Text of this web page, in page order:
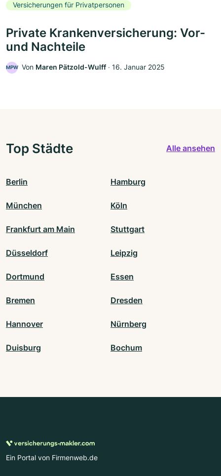
Versicherungen für Privatpersonen
Private Krankenversicherung: Vor-
und Nachteile
MPW Von Maren Pätzold-Wulff ‧ 16. Januar 2025
Top Städte Alle ansehen
Berlin Hamburg
München Köln
Frankfurt am Main Stuttgart
Düsseldorf Leipzig
Dortmund Essen
Bremen Dresden
Hannover Nürnberg
Duisburg Bochum
Ein Portal von Firmenweb.de